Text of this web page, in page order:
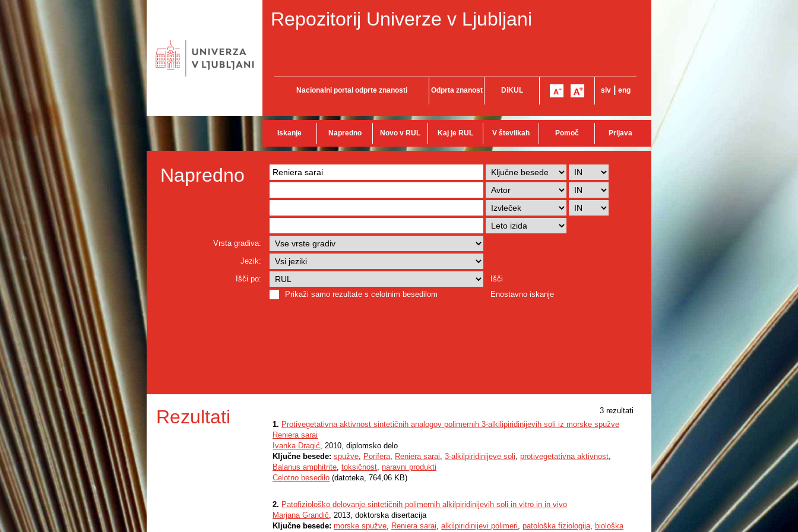
Repozitorij Univerze v Ljubljani
Nacionalni portal odprte znanosti Odprta znanost DiKUL slv eng
Iskanje Napredno Novo v RUL Kaj je RUL V številkah Pomoč Prijava
Napredno
Vrsta gradiva:
Jezik:
Išči po:
Išči
Prikaži samo rezultate s celotnim besedilom
Enostavno iskanje
Rezultati
3 rezultati
1. Protivegetativna aktivnost sintetičnih analogov polimernih 3-alkilipiridinijevih soli iz morske spužve
Reniera sarai
Ivanka Dragić, 2010, diplomsko delo
Ključne besede: spužve, Porifera, Reniera sarai, 3-alkilpiridinijeve soli, protivegetativna aktivnost,
Balanus amphitrite, toksičnost, naravni produkti
Celotno besedilo (datoteka, 764,06 KB)
2. Patofiziološko delovanje sintetičnih polimernih alkilpiridinijevih soli in vitro in in vivo
Marjana Grandič, 2013, doktorska disertacija
Ključne besede: morske spužve, Reniera sarai, alkilpiridinijevi polimeri, patološka fiziologija, biološka